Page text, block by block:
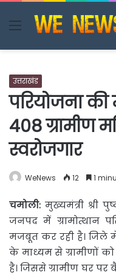
Menu
उत्तराखंड
परियोजना
408 ग्रामीण
स्वरोजगार
WeNews 12 1
चमोली: मुख्यमंत्री श्री
जनपद में ग्रामोत्थान
मजबूत कर रही है। जिले
के माध्यम से ग्रामीणों
है। जिससे ग्रामीण घर